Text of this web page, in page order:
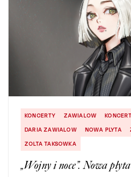
KONCERTY ZAWIALOW
DARIA ZAWIALOW
NOWA PLYTA
ZOLTA TAKSOWKA
„Wojny i noce”. Nowa